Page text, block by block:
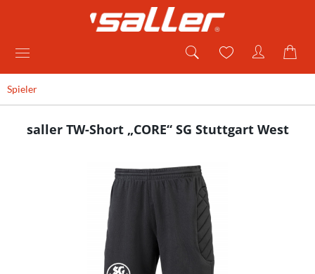
Spieler
saller TW-Short „CORE“ SG Stuttgart West